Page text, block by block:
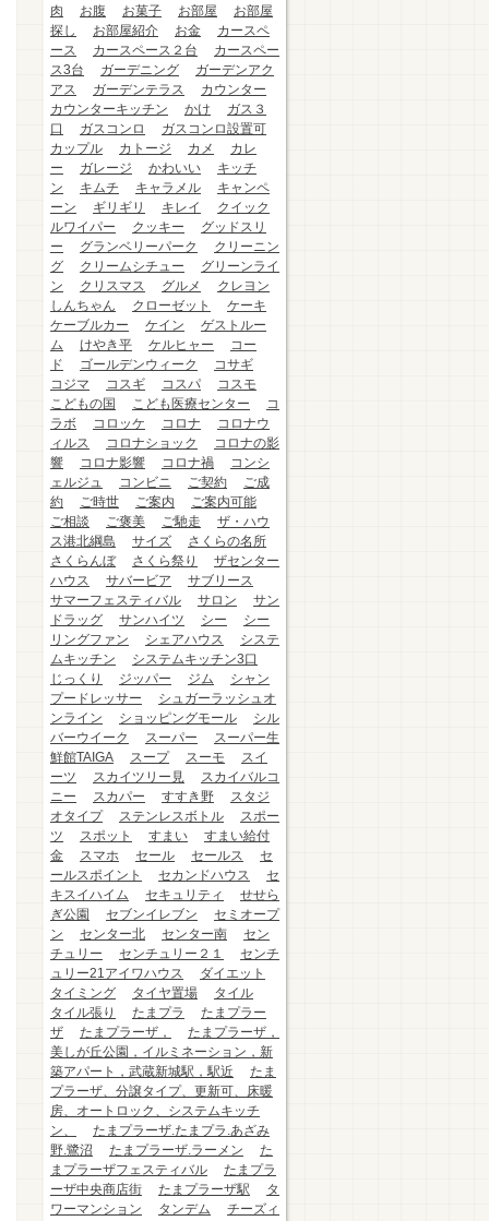
肉
お腹 お菓子 お部屋
お部屋
探し
お部屋紹介 お金
カースペ
ース
カースペース２台
カースペー
ス3台
ガーデニング
ガーデンアク
アス
ガーデンテラス
カウンター
カウンターキッチン
かけ
ガス３
口
ガスコンロ
ガスコンロ設置可
カップル
カトージ カメ
カレ
ー
ガレージ かわいい
キッチ
ン
キムチ キャラメル
キャンペ
ーン
ギリギリ キレイ
クイック
ルワイパー
クッキー
グッドスリ
ー
グランベリーパーク
クリーニン
グ
クリームシチュー
グリーンライ
ン
クリスマス グルメ
クレヨン
しんちゃん
クローゼット
ケーキ
ケーブルカー
ケイン
ゲストルー
ム
けやき平 ケルヒャー
コー
ド
ゴールデンウィーク
コサギ
コジマ
コスギ コスパ
コスモ
こどもの国
こども医療センター
コ
ラボ
コロッケ コロナ
コロナウ
ィルス
コロナショック
コロナの影
響
コロナ影響 コロナ禍
コンシ
ェルジュ
コンビニ ご契約
ご成
約
ご時世 ご案内
ご案内可能
ご相談
ご褒美 ご馳走
ザ・ハウ
ス港北綱島
サイズ
さくらの名所
さくらんぼ
さくら祭り
ザセンター
ハウス
サバービア
サブリース
サマーフェスティバル
サロン
サン
ドラッグ
サンハイツ シー
シー
リングファン
シェアハウス
システ
ムキッチン
システムキッチン3口
じっくり
ジッパー ジム
シャン
プードレッサー
シュガーラッシュオ
ンライン
ショッピングモール
シル
バーウイーク
スーパー
スーパー生
鮮館TAIGA
スープ スーモ
スイ
ーツ
スカイツリー見
スカイバルコ
ニー
スカパー すすき野
スタジ
オタイプ
ステンレスボトル
スポー
ツ
スポット すまい
すまい給付
金
スマホ セール セールス
セ
ールスポイント
セカンドハウス
セ
キスイハイム
セキュリティ
せせら
ぎ公園
セブンイレブン
セミオープ
ン
センター北 センター南
セン
チュリー
センチュリー２１
センチ
ュリー21アイワハウス
ダイエット
タイミング
タイヤ置場
タイル
タイル張り
たまプラ
たまプラー
ザ
たまプラーザ，
たまプラーザ，
美しが丘公園，イルミネーション，新
築アパート，武蔵新城駅，駅近
たま
プラーザ、分譲タイプ、更新可、床暖
房、オートロック、システムキッチ
ン、
たまプラーザ.たまプラ.あざみ
野.鷺沼
たまプラーザ.ラーメン
た
まプラーザフェスティバル
たまプラ
ーザ中央商店街
たまプラーザ駅
タ
ワーマンション
タンデム
チーズィ